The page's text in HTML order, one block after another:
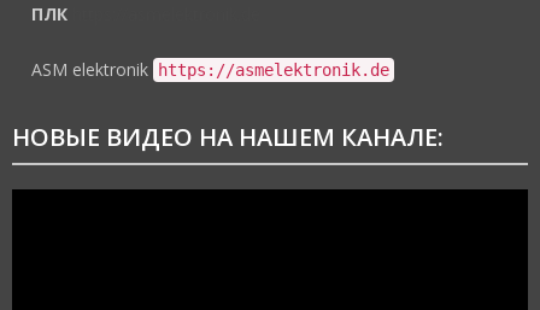
ПЛК
ASM elektronik https://asmelektronik.de
НОВЫЕ ВИДЕО НА НАШЕМ КАНАЛЕ: